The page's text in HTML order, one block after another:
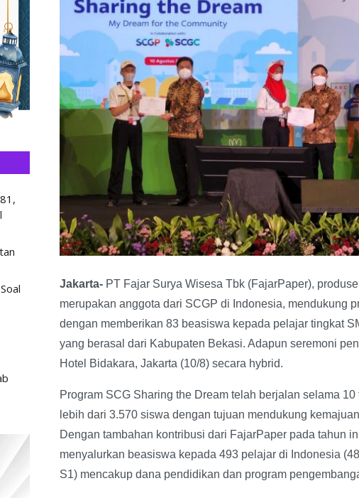
Jakarta-PT Fajar Surya Wisesa Tbk (FajarPaper),
merupakan anggota dari SCGP di Indonesia, mendukung
dengan memberikan 83 beasiswa kepada pelajar tingkat
yang berasal dari Kabupaten Bekasi. Adapun seremoni
Hotel Bidakara, Jakarta (10/8) secara hybrid.
Program SCG Sharing the Dream telah berjalan selama
lebih dari 3.570 siswa dengan tujuan mendukung
Dengan tambahan kontribusi dari FajarPaper pada tahun
menyalurkan beasiswa kepada 493 pelajar di Indonesia
S1) mencakup dana pendidikan dan program